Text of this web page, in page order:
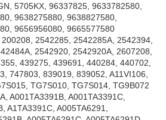
5705KX, 96337825, 9633782580,
9638275880, 9638827580,
9656956080, 9665577580
2542285, 2542285A, 2542394,
2542920, 2542920A, 2607208,
439275, 439691, 440284, 440702,
747803, 839019, 839052, A11VI106,
TG7S010, TG7S014, TG9B072
A001TA3391B, A001TA3391C,
A1TA3391C, A005TA6291,